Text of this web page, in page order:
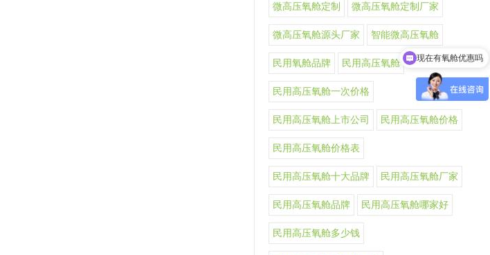
微高压氧舱定制 微高压氧舱定制厂家
微高压氧舱源头厂家 智能微高压氧舱
民用氧舱品牌 民用高压氧舱
民用高压氧舱一次价格
民用高压氧舱上市公司 民用高压氧舱价格
民用高压氧舱价格表
民用高压氧舱十大品牌 民用高压氧舱厂家
民用高压氧舱品牌 民用高压氧舱哪家好
民用高压氧舱多少钱
现在有氧舱优惠吗